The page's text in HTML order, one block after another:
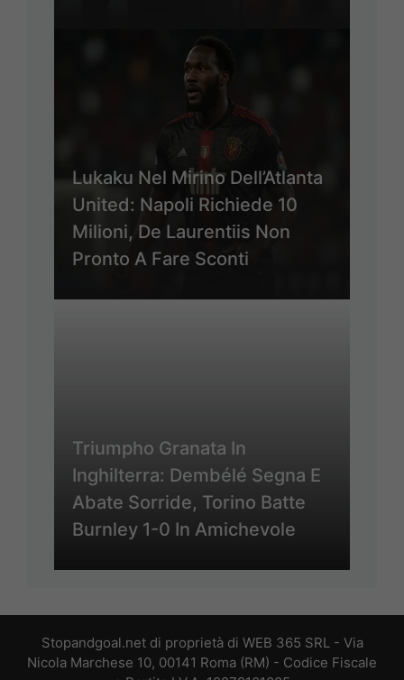
Lukaku Nel Mirino Dell’Atlanta
United: Napoli Richiede 10
Milioni, De Laurentiis Non
Pronto A Fare Sconti
Triumpho Granata In
Inghilterra: Dembélé Segna E
Abate Sorride, Torino Batte
Burnley 1-0 In Amichevole
Stopandgoal.net di proprietà di WEB 365 SRL - Via
Nicola Marchese 10, 00141 Roma (RM) - Codice Fiscale